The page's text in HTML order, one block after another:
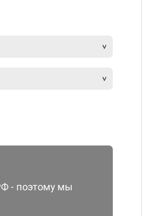
- поэтому мы